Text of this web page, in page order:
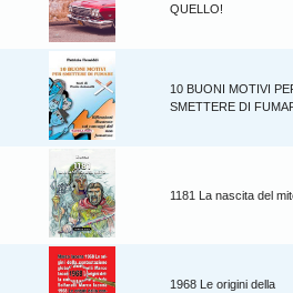
QUELLO!
10 BUONI MOTIVI
SMETTERE DI
1181 La nascita del
1968 Le origini della